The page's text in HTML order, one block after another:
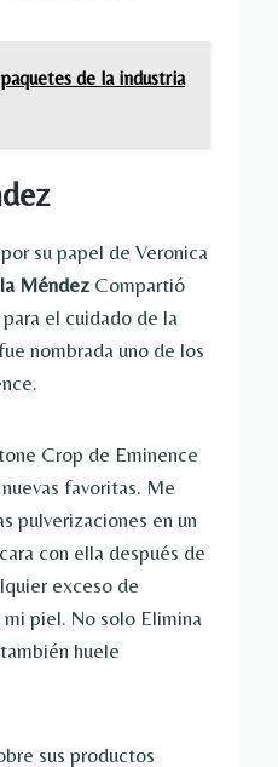
de la industria
su papel de Veronica
Méndez Compartió
el cuidado de la
nombrada uno de los
Crop de Eminence
favoritas. Me
pulverizaciones en un
con ella después de
exceso de
piel. No solo Elimina
huele
sus productos